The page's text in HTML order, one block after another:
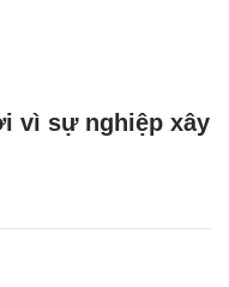
vì sự nghiệp xây